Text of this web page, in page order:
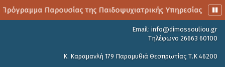
Παρουσίας της Παιδοψυχιατρικής Υπηρεσίας
Email: info@dimossouliou.gr
Τηλέφωνο 26663 60100
Κ. Καραμανλή 179 Παραμυθιά Θεσπρωτίας Τ.Κ 46200